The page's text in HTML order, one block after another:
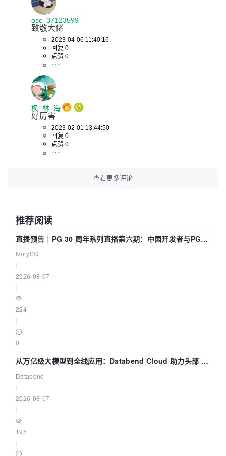
osc_37123599
致敬大佬
2023-04-06 11:40:16
回复 0
点赞 0
枫_林_海
好厉害
2023-02-01 13:44:50
回复 0
点赞 0
查看更多评论
推荐阅读
直播预告｜PG 30 周年系列直播第六期：中国开发者与PG内
核——我们改得动吗？我们贡献了什么？
IvorySQL
2026-08-07
224
0
从万亿级大模型到全线应用：Databend Cloud 助力头部 AI
企业构建全链路 Trace 数据管道
Databend
2026-08-07
195